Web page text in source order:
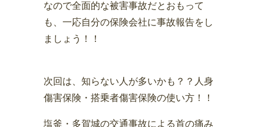
なので全面的な被害事故だとおもって
も、一応自分の保険会社に事故報告をし
ましょう！！
次回は、知らない人が多いかも？？人身
傷害保険・搭乗者傷害保険の使い方！！
塩釜・多賀城の交通事故による首の痛み